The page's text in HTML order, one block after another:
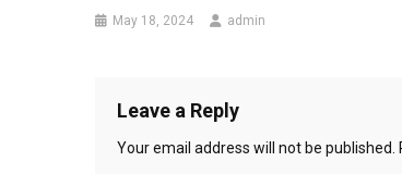
May 18, 2024 admin
Leave a Reply
Your email address will not be published.